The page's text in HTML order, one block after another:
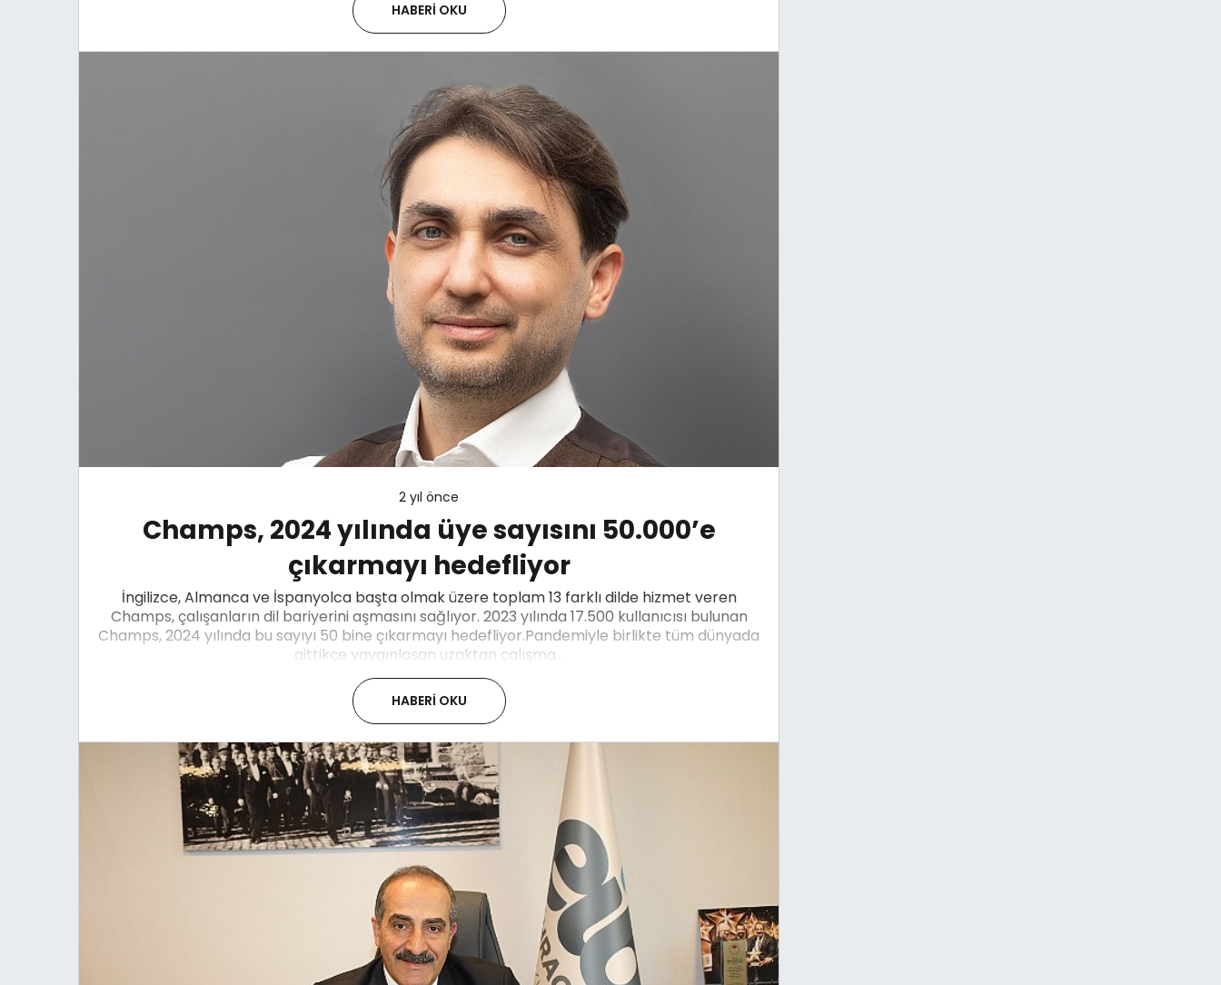
HABERI OKU
2 yıl önce
Champs, 2024 yılında üye sayısını 50.000’e
çıkarmayı hedefliyor
İngilizce, Almanca ve İspanyolca başta olmak üzere toplam 13 farklı dilde hizmet veren
Champs, çalışanların dil bariyerini aşmasını sağlıyor. 2023 yılında 17.500 kullanıcısı bulunan
Champs, 2024 yılında bu sayıyı 50 bine çıkarmayı hedefliyor.Pandemiyle birlikte tüm dünyada
gittikçe yaygınlaşan uzaktan çalışma...
HABERI OKU